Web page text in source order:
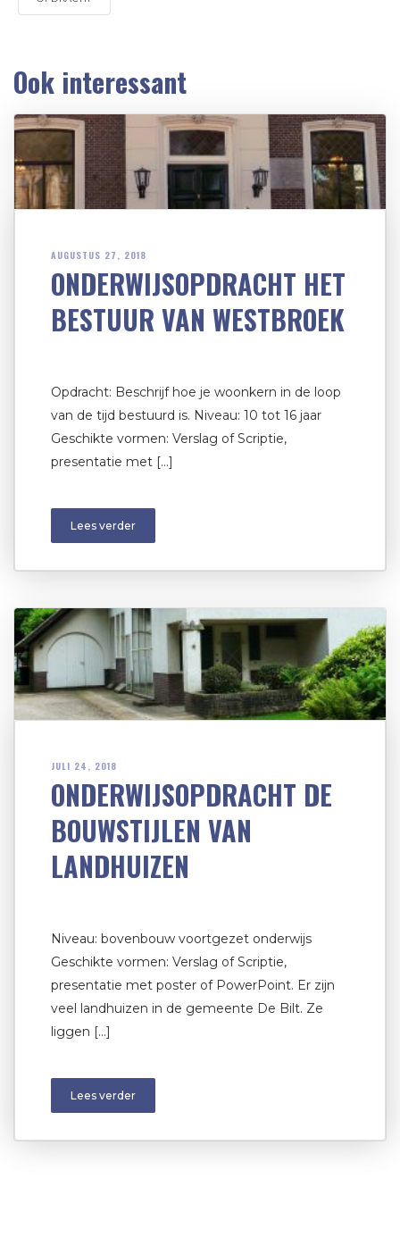
Ook interessant
AUGUSTUS 27, 2018
ONDERWIJSOPDRACHT HET
BESTUUR VAN WESTBROEK
Opdracht: Beschrijf hoe je woonkern in de loop
van de tijd bestuurd is. Niveau: 10 tot 16 jaar
Geschikte vormen: Verslag of Scriptie,
presentatie met […]
Lees verder
JULI 24, 2018
ONDERWIJSOPDRACHT DE
BOUWSTIJLEN VAN
LANDHUIZEN
Niveau: bovenbouw voortgezet onderwijs
Geschikte vormen: Verslag of Scriptie,
presentatie met poster of PowerPoint. Er zijn
veel landhuizen in de gemeente De Bilt. Ze
liggen […]
Lees verder